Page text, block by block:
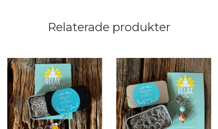
Relaterade produkter